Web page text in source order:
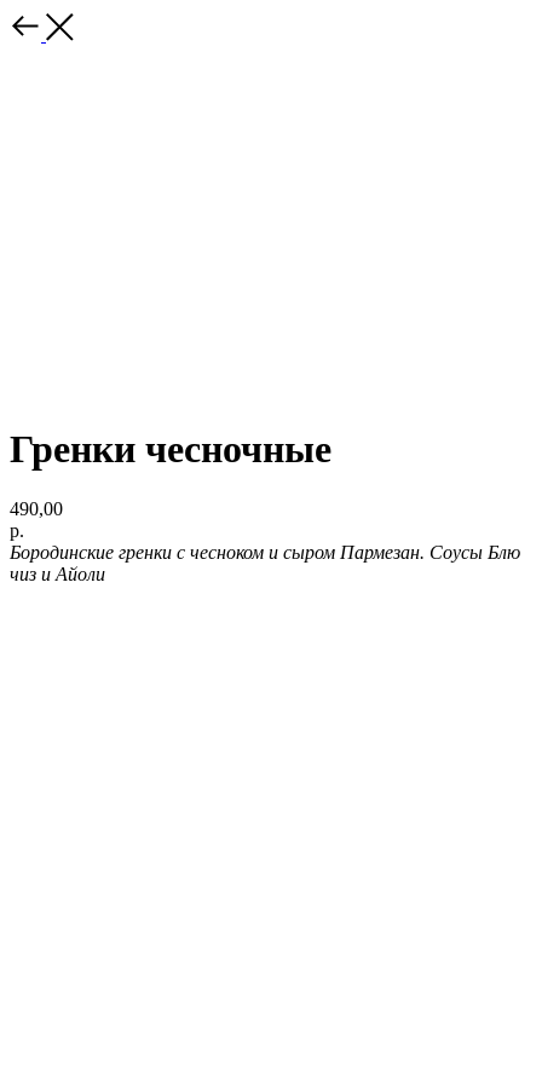
Гренки чесночные
490,00
р.
Бородинские гренки с чесноком и сыром Пармезан. Соусы Блю
чиз и Айоли